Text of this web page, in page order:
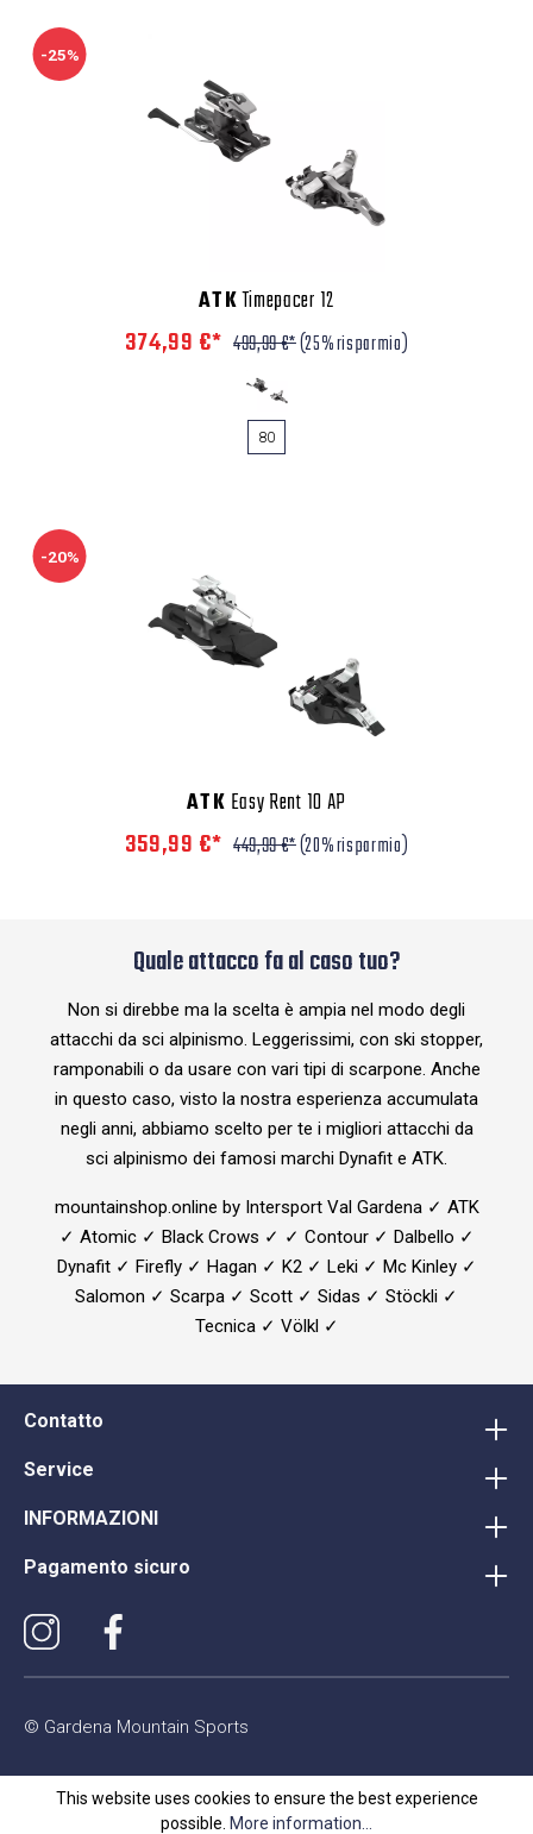
-25%
ATKTimepacer 12
374,99 €* 499,99 €*(25% risparmio)
80
-20%
ATK Easy Rent 10 AP
359,99 €* 449,99 €*(20% risparmio)
Quale attacco fa al caso tuo?
Non si direbbe ma la scelta è ampia nel modo degli
attacchi da sci alpinismo. Leggerissimi, con ski stopper,
ramponabili o da usare con vari tipi di scarpone. Anche
in questo caso, visto la nostra esperienza accumulata
negli anni, abbiamo scelto per te i migliori attacchi da
sci alpinismo dei famosi marchi Dynafit e ATK.
mountainshop.online by Intersport Val Gardena ✓ ATK
✓ Atomic ✓ Black Crows ✓ ✓ Contour ✓ Dalbello ✓
Dynafit ✓ Firefly ✓ Hagan ✓ K2 ✓ Leki ✓ Mc Kinley ✓
Salomon ✓ Scarpa ✓ Scott ✓ Sidas ✓ Stöckli ✓
Tecnica ✓ Völkl ✓
Contatto
Service
INFORMAZIONI
Pagamento sicuro
© Gardena Mountain Sports
This website uses cookies to ensure the best experience
possible. More information...